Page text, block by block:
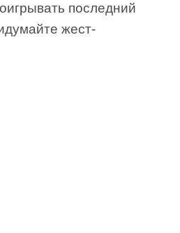
последний
жест-